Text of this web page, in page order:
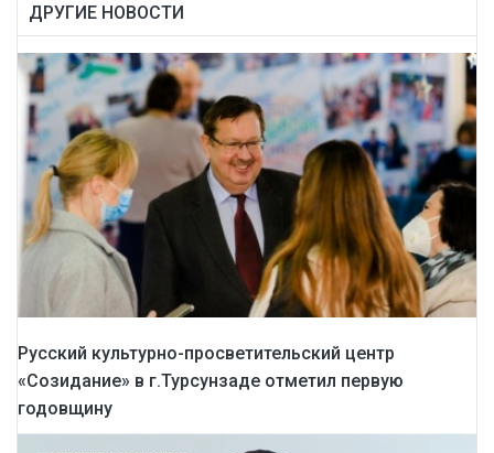
ДРУГИЕ НОВОСТИ
Русский культурно-просветительский центр
«Созидание» в г.Турсунзаде отметил первую
годовщину